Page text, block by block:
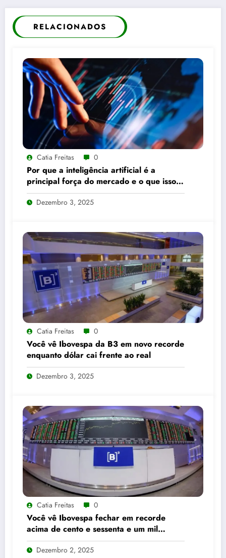
RELACIONADOS
Catia Freitas 0
Por que a inteligência artificial é a
principal força do mercado e o que isso
significa para seus investimentos
Dezembro 3, 2025
Catia Freitas 0
Você vê Ibovespa da B3 em novo recorde
enquanto dólar cai frente ao real
Dezembro 3, 2025
Catia Freitas 0
Você vê Ibovespa fechar em recorde
acima de cento e sessenta e um mil
pontos enquanto dólar recua para cinco
reais e trinta e três centavos
Dezembro 2, 2025